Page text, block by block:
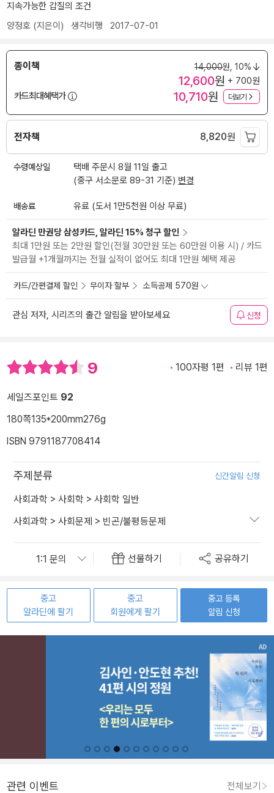
지속가능한 갑질의 조건
양정호 (지은이) 생각비행 2017-07-01
종이책 14,000원, 10%
12,600원 + 700원
카드최대혜택가
10,710원 더보기
전자책 8,820원
수령예상일
택배 주문시 8월 11일 출고
(중구 서소문로 89-31 기준) 변경
배송료 유료 (도서 1만5천원 이상 무료)
알라딘 만권당 삼성카드, 알라딘 15% 청구 할인
최대 1만원 또는 2만원 할인(전월 30만원 또는 60만원 이용 시) / 카드
발급월 +1개월까지는 전월 실적이 없어도 최대 1만원 혜택 제공
카드/간편결제 할인 무이자 할부 소득공제 570원
관심 저자, 시리즈의 출간 알림을 받아보세요 신청
9 100자평 1편 리뷰 1편
세일즈포인트 92
180쪽135*200mm276g
ISBN 9791187708414
주제분류 신간알림 신청
사회과학 > 사회학 > 사회학 일반
사회과학 > 사회문제 > 빈곤/불평등문제
선물하기 공유하기
중고
알라딘에 팔기
중고
회원에게 팔기
중고 등록
알림 신청
관련 이벤트 전체보기